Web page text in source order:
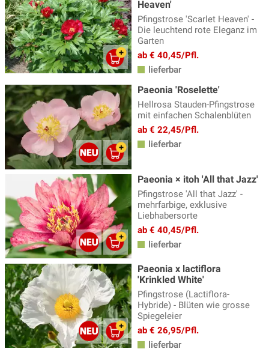
Heaven'
Pfingstrose 'Scarlet Heaven' -
Die leuchtend rote Eleganz im
Garten
ab € 40,45/Pfl.
lieferbar
Paeonia 'Roselette'
Hellrosa Stauden-Pfingstrose
mit einfachen Schalenblüten
ab € 22,45/Pfl.
lieferbar
Paeonia × itoh 'All that Jazz'
Pfingstrose 'All that Jazz' -
mehrfarbige, exklusive
Liebhabersorte
ab € 40,45/Pfl.
lieferbar
Paeonia x lactiflora
'Krinkled White'
Pfingstrose (Lactiflora-
Hybride) - Blüten wie grosse
Spiegeleier
ab € 26,95/Pfl.
lieferbar